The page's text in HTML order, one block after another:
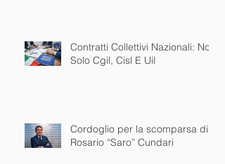
Contratti Collettivi Nazionali: Non
Solo Cgil, Cisl E Uil
Cordoglio per la scomparsa di
Rosario “Saro” Cundari